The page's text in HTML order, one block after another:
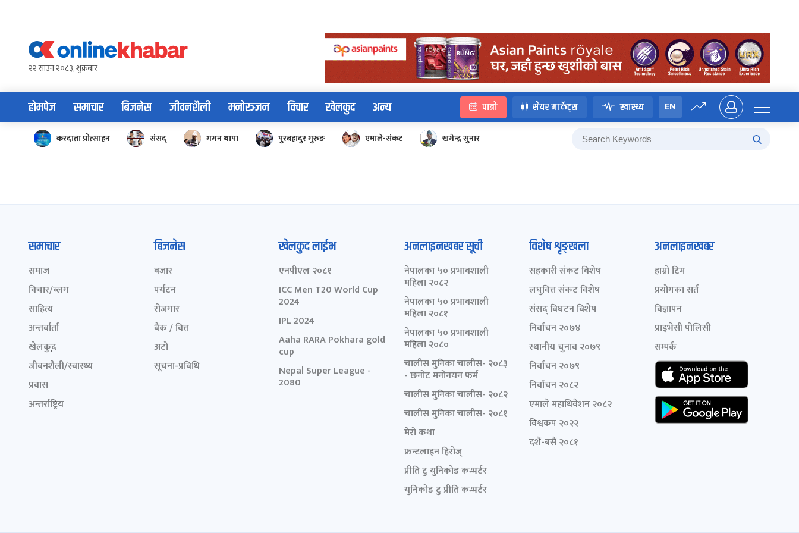
content२२ साउन २०८३, शुक्रबार
होमपेज समाचार बिजनेस जीवनशैली मनोरञ्जन विचार खेलकुद अन्य पात्रो सेयर मार्केट्स स्वास्थ्य EN
करदाता प्रोत्साहन संसद् गगन थापा पुरबहादुर गुरुङ एमाले-संकट खगेन्द्र सुनार
समाचार
समाज
विचार/ब्लग
साहित्य
अन्तर्वार्ता
खेलकुद़़
जीवनशैली/स्वास्थ्य
प्रवास
अन्तर्राष्ट्रिय
बिजनेस
बजार
पर्यटन
रोजगार
बैंक / वित्त
अटो
सूचना-प्रविधि
खेलकुद लाईभ
एनपीएल २०८१
ICC Men T20 World Cup
2024
IPL 2024
Aaha RARA Pokhara gold
cup
Nepal Super League -
2080
अनलाइनखबर सूची
नेपालका ५० प्रभावशाली
महिला २०८२
नेपालका ५० प्रभावशाली
महिला २०८१
नेपालका ५० प्रभावशाली
महिला २०८०
चालीस मुनिका चालीस- २०८३
- छनोट मनोनयन फर्म
चालीस मुनिका चालीस- २०८२
चालीस मुनिका चालीस- २०८१
मेरो कथा
फ्रन्टलाइन हिरोज्
प्रीति टु युनिकोड कन्भर्टर
युनिकोड टु प्रीति कन्भर्टर
विशेष शृङ्खला
सहकारी संकट विशेष
लघुवित्त संकट विशेष
संसद् विघटन विशेष
निर्वाचन २०७४
स्थानीय चुनाव २०७९
निर्वाचन २०७९
निर्वाचन २०८२
एमाले महाधिवेशन २०८२
विश्वकप २०२२
दशैं-बसैं २०८१
अनलाइनखबर
हाम्रो टिम
प्रयोगका सर्त
विज्ञापन
प्राइभेसी पोलिसी
सम्पर्क